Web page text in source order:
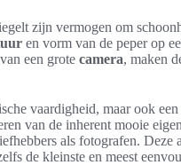
zijn vermogen om
en vorm van de peper op
een grote camera, maken
vaardigheid, maar ook
van de inherent mooie
als fotografen. Deze
de kleinste en meest